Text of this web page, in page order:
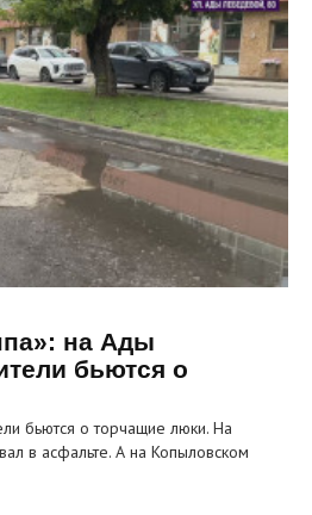
на Ады
бьются о
бьются о торчащие люки. На
в асфальте. А на Копыловском